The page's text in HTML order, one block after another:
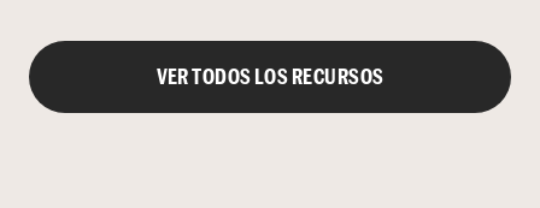
VER TODOS LOS RECURSOS